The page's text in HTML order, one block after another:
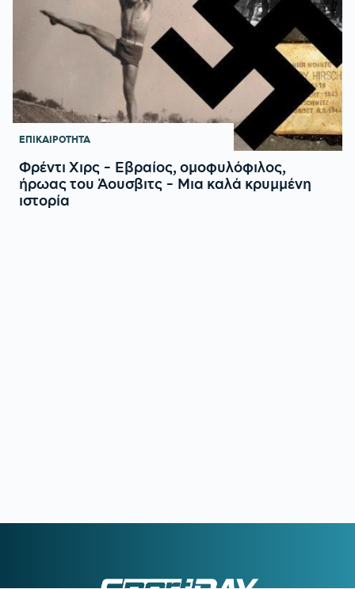
ΕΠΙΚΑΙΡΟΤΗΤΑ
Φρέντι Χιρς - Εβραίος, ομοφυλόφιλος,
ήρωας του Άουσβιτς - Μια καλά κρυμμένη
ιστορία